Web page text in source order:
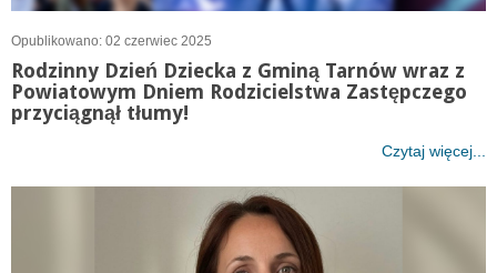
Opublikowano: 02 czerwiec 2025
Rodzinny Dzień Dziecka z Gminą Tarnów wraz z
Powiatowym Dniem Rodzicielstwa Zastępczego
przyciągnął tłumy!
Czytaj więcej...